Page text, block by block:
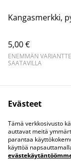
Kangasmerkki,
5,00 €
ENEMMÄN
SAATAVILLA
Ota
Evästeet
Tämä verkkosivusto
auttavat meitä
parantaa
käyttöä